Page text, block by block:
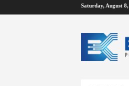
Saturday, August
i